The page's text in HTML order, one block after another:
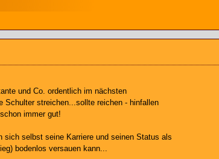
und Co. ordentlich im nächsten
Schulter streichen...sollte reichen - hinfallen
immer gut!
sich selbst seine Karriere und seinen Status als
bodenlos versauen kann...